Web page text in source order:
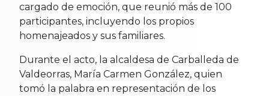
cargado de emoción, que reunió más de 100
participantes, incluyendo los propios
homenajeados y sus familiares.
Durante el acto, la alcaldesa de Carballeda de
Valdeorras, María Carmen González, quien
tomó la palabra en representación de los